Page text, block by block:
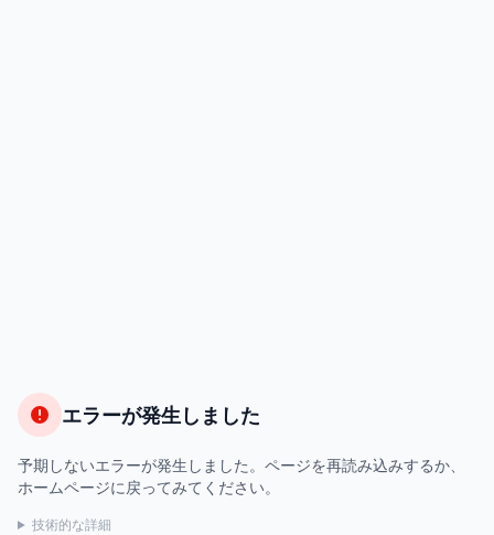
エラーが発生しました
予期しないエラーが発生しました。ページを再読み込みするか、
ホームページに戻ってみてください。
技術的な詳細